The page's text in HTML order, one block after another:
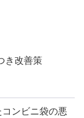
き改善策
ンビニ袋の悪